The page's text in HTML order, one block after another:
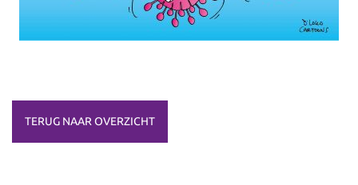
TERUG NAAR OVERZICHT